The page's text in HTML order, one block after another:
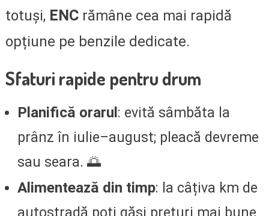
totuși, ENCrămâne cea mai rapidă
opțiune pe benzile dedicate.
Sfaturi rapide pentru drum
Planifică orarul: evită sâmbăta la
prânz în iulie–august; pleacă devreme
sau seara. 🌅
Alimentează din timp: la câțiva km de
autostradă poți găsi prețuri mai bune